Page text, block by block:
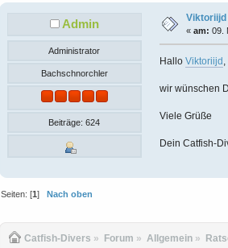
Admin
Administrator
Bachschnorchler
Beiträge: 624
Viktoriijd
« am: 09.
HalloViktoriijd ,
wir wünschen
Viele Grüße
Dein Catfish-
Seiten: [1 ]
Nach oben
Catfish-Divers » Forum » Allgemein »